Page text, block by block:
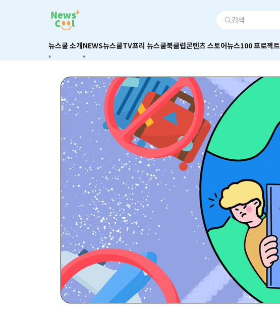
뉴스쿨 소개NEWS뉴스쿨TV프리 뉴스쿨북클럽콘텐츠 스토어뉴스100 프로젝트